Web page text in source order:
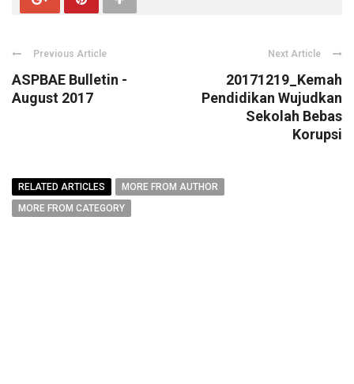
Previous Article
ASPBAE Bulletin -
August 2017
Next Article
20171219_Kemah
Pendidikan Wujudkan
Sekolah Bebas
Korupsi
RELATED ARTICLES
MORE FROM AUTHOR
MORE FROM CATEGORY